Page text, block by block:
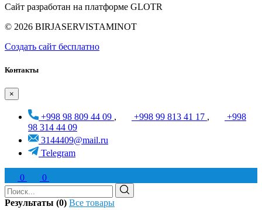
Сайт разработан на платформе GLOTR
© 2026 BIRJASERVISTAMINOT
Создать cайт бесплатно
Контакты
×
+998 98 809 44 09 , +998 99 813 41 17 ,
+998
98 314 44 09
3144409@mail.ru
Telegram
0 0
Результаты (0) Все товары